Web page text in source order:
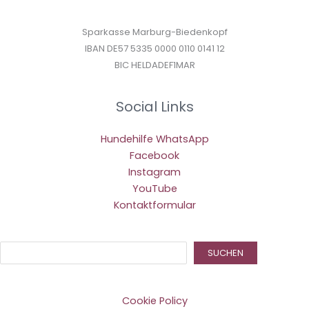
Sparkasse Marburg-Biedenkopf
IBAN DE57 5335 0000 0110 0141 12
BIC HELDADEF1MAR
Social Links
Hundehilfe WhatsApp
Facebook
Instagram
YouTube
Kontaktformular
SUCHEN
Cookie Policy